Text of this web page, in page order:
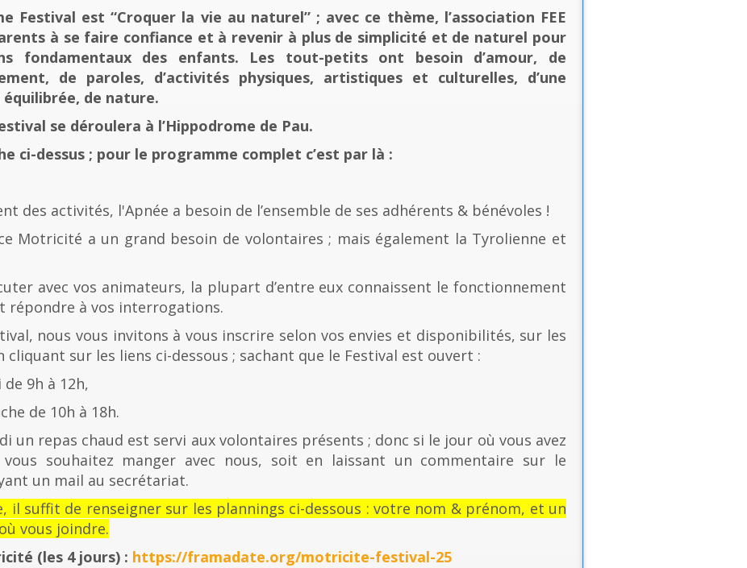
Festival est “Croquer la vie au naturel” ; avec ce thème, l’association FEE
à se faire confiance et à revenir à plus de simplicité et de naturel pour
fondamentaux des enfants. Les tout-petits ont besoin d’amour, de
de paroles, d’activités physiques, artistiques et culturelles, d’une
de nature.
se déroulera à l’Hippodrome de Pau.
ci-dessus ; pour le programme complet c’est par là :
des activités, l'Apnée a besoin de l’ensemble de ses adhérents & bénévoles !
Motricité a un grand besoin de volontaires ; mais également la Tyrolienne et
avec vos animateurs, la plupart d’entre eux connaissent le fonctionnement
répondre à vos interrogations.
nous vous invitons à vous inscrire selon vos envies et disponibilités, sur les
sur les liens ci-dessous ; sachant que le Festival est ouvert :
9h à 12h,
de 10h à 18h.
un repas chaud est servi aux volontaires présents ; donc si le jour où vous avez
souhaitez manger avec nous, soit en laissant un commentaire sur le
un mail au secrétariat.
il suffit de renseigner sur les plannings ci-dessous : votre nom & prénom, et un
vous joindre.
(les 4 jours) : https://framadate.org/motricite-festival-25